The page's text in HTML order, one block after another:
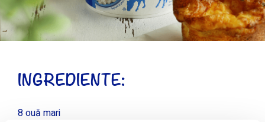
INGREDIENTE:
8 ouă mari